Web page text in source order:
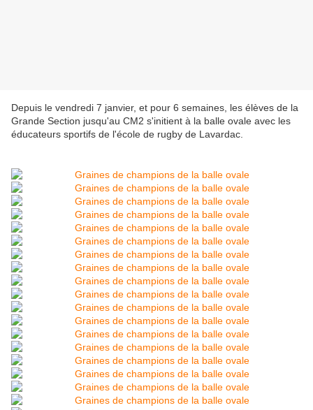
Depuis le vendredi 7 janvier, et pour 6 semaines, les élèves de la
Grande Section jusqu'au CM2 s'initient à la balle ovale avec les
éducateurs sportifs de l'école de rugby de Lavardac.